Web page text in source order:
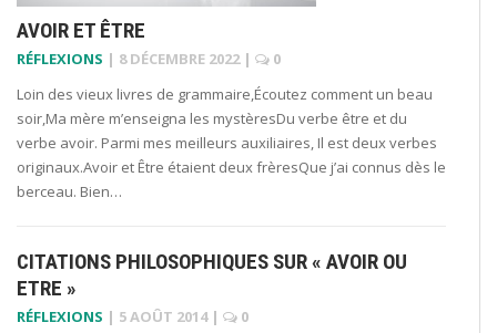
AVOIR ET ÊTRE
RÉFLEXIONS | 8 DÉCEMBRE 2022 |
0
Loin des vieux livres de grammaire,Écoutez comment un beau
soir,Ma mère m’enseigna les mystèresDu verbe être et du
verbe avoir. Parmi mes meilleurs auxiliaires, Il est deux verbes
originaux.Avoir et Être étaient deux frèresQue j’ai connus dès le
berceau. Bien…
CITATIONS PHILOSOPHIQUES SUR « AVOIR OU
ETRE »
RÉFLEXIONS | 5 AOÛT 2014 | 0